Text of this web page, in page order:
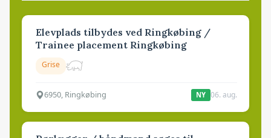
Elevplads tilbydes ved Ringkøbing /
Trainee placement Ringkøbing
Grise
6950, Ringkøbing NY 06. aug.